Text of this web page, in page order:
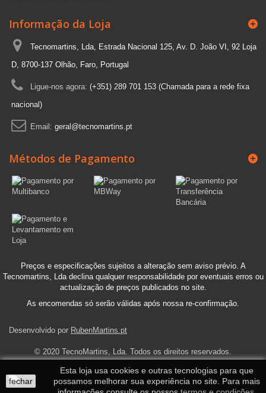
Informação da Loja
Tecnomartins, Lda, Estrada Nacional 125, Av. D. João VI, 92 Loja
D, 8700-137 Olhão, Faro, Portugal
Ligue-nos agora: (+351) 289 701 153 (Chamada para a rede fixa
nacional)
Email: geral@tecnomartins.pt
Métodos de Pagamento
Preços e especificações sujeitos a alteração sem aviso prévio. A
Tecnomartins, Lda declina qualquer responsabilidade por eventuais erros ou
actualização de preços publicados no site.
As encomendas só serão válidas após nossa re-confirmação.
fechar
Esta loja usa cookies e outras tecnologias para que
possamos melhorar sua experiência no site. Para mais
Desenvolvido por RubenMartins.pt
© 2020 TecnoMartins, Lda. Todos os direitos reservados.